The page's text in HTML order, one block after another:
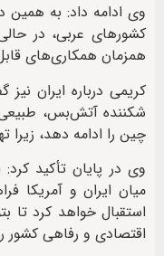
وی ادامه داد: به همین
کشورهای عربی، در
همزمان همکاری‌های
کریمی درباره ایران
شکننده آتش‌بس، طبیعی
چین را ادامه دهد، زیرا
وی در پایان تأکید
میان ایران و آمریکا
استقبال خواهد کرد تا
اقتصادی و رفاهی کشور